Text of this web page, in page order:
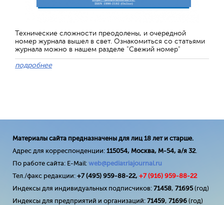
Технические сложности преодолены, и очередной
номер журнала вышел в свет. Ознакомиться со статьями
журнала можно в нашем разделе "Свежий номер"
подробнее
Материалы сайта предназначены для лиц 18 лет и старше.
Адрес для корреспонденции: 115054, Москва, М-54, а/я 32.
По работе сайта: E-Mail: web@pediatriajournal.ru
Тел./факс редакции: +7 (495) 959-88-22, +7 (916) 959-88-22
Индексы для индивидуальных подписчиков: 71458, 71695(год)
Индексы для предприятий и организаций: 71459, 71696 (год)